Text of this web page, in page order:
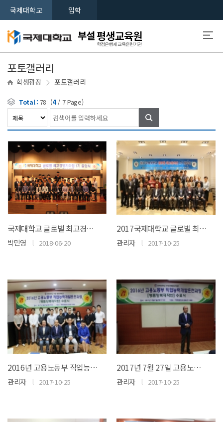
국제대학교 입학
학생광장 포토갤러리
포토갤러리
Total : 78 (4/ 7Page)
국제대학교 글로벌 최고경영자과정 1기 졸업식
박민영 l 2018-06-20
2017국제대학교 글로벌 최고위과정 1기개강식
관리자 l 2017-10-25
2016년 고용노동부 직업능력개발 훈련과정
관리자 l 2017-10-25
2017년 7월 27일 고용노동부 직업능력개발 과정 명품양복 수료식
관리자 l 2017-10-25